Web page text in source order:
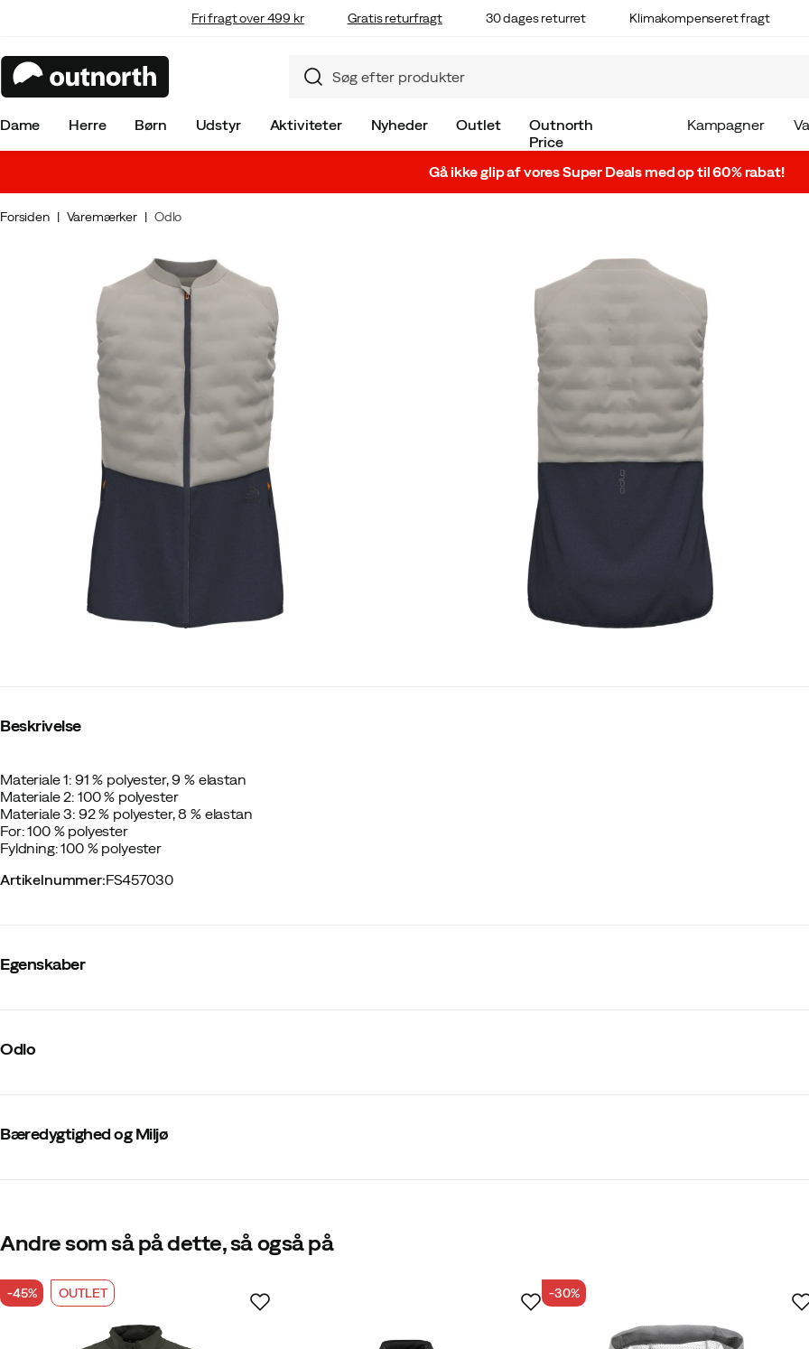
Fri fragt over 499 kr Gratis returfragt 30 dages returret Klimakompenseret fragt
Dame Herre Børn Udstyr Aktiviteter Nyheder Outlet
Outnorth
Price
Kampagner
Gå ikke glip af vores Super Deals med op til 60% rabat!
Forsiden Varemærker Odlo
Beskrivelse
Materiale 1: 91 % polyester, 9 % elastan
Materiale 2: 100 % polyester
Materiale 3: 92 % polyester, 8 % elastan
For: 100 % polyester
Fyldning: 100 % polyester
Artikelnummer:FS457030
Egenskaber
Vandtæt
Tovejs lynlås:Nej
Odlo
Bæredygtighed og Miljø
Andre som så på dette, så også på
-45% OUTLET -30%